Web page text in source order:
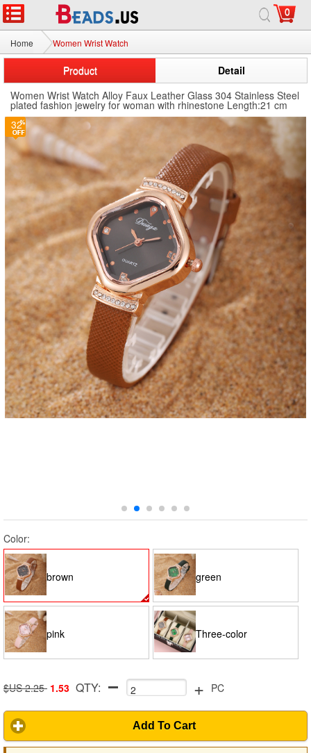
0
Home Women Wrist Watch
Product
Detail
Women Wrist Watch Alloy Faux Leather Glass 304 Stainless Steel
plated fashion jewelry for woman with rhinestone Length:21 cm
32
Color:
brown green
pink Three-color
combination
$US 2.25 1.53 QTY: + PC
Add To Cart